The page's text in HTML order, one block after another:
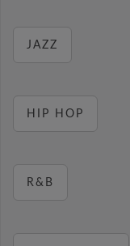
JAZZ
HIP HOP
R&B